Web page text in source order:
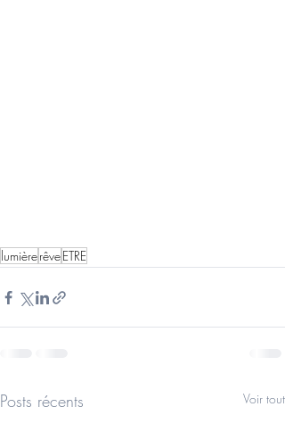
lumièrerêveETRE
Posts récents Voir tout